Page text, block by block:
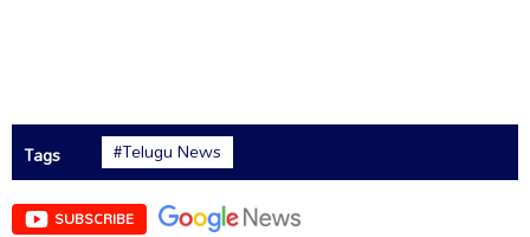
Tags #Telugu News
SUBSCRIBE